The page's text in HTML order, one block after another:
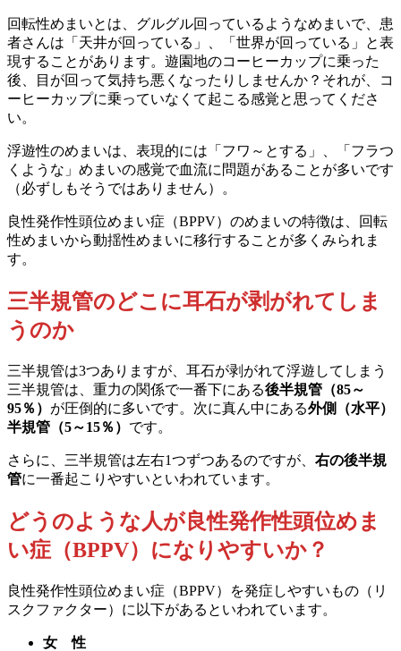
回転性めまいとは、グルグル回っているようなめまいで、患
者さんは「天井が回っている」、「世界が回っている」と表
現することがあります。遊園地のコーヒーカップに乗った
後、目が回って気持ち悪くなったりしませんか？それが、コ
ーヒーカップに乗っていなくて起こる感覚と思ってくださ
い。
浮遊性のめまいは、表現的には「フワ～とする」、「フラつ
くような」めまいの感覚で血流に問題があることが多いです
（必ずしもそうではありません）。
良性発作性頭位めまい症（BPPV）のめまいの特徴は、回転
性めまいから動揺性めまいに移行することが多くみられま
す。
三半規管のどこに耳石が剥がれてしま
うのか
三半規管は3つありますが、耳石が剥がれて浮遊してしまう
三半規管は、重力の関係で一番下にある後半規管（85～
95％） が圧倒的に多いです。次に真ん中にある外側（水平）
半規管（5～15％） です。
さらに、三半規管は左右1つずつあるのですが、 右の後半規
管に一番起こりやすいといわれています。
どうのような人が良性発作性頭位めま
い症（BPPV）になりやすいか？
良性発作性頭位めまい症（BPPV）を発症しやすいもの（リ
スクファクター）に以下があるといわれています。
女 性